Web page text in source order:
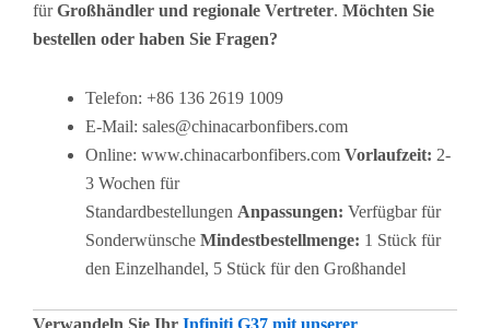
fürGroßhändler und regionale Vertreter. Möchten Sie
bestellen oder haben Sie Fragen?
Telefon: +86 136 2619 1009
E-Mail: sales@chinacarbonfibers.com
Online: www.chinacarbonfibers.com Vorlaufzeit: 2-
3 Wochen für
Standardbestellungen Anpassungen: Verfügbar für
Sonderwünsche Mindestbestellmenge: 1 Stück für
den Einzelhandel, 5 Stück für den Großhandel